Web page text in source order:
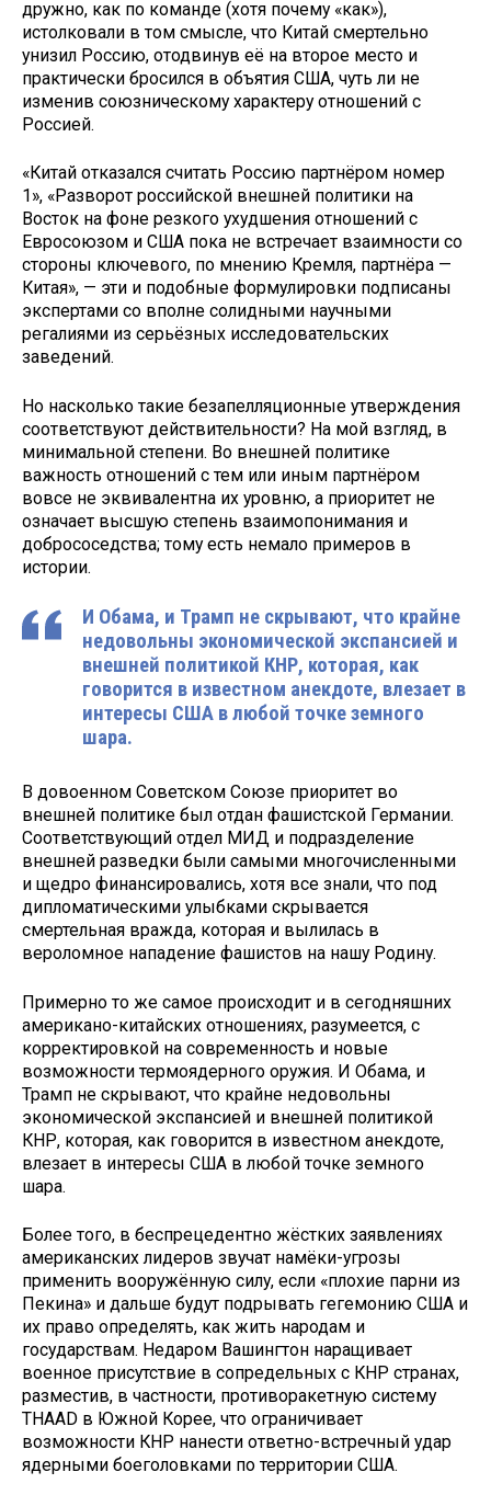
дружно, как по команде (хотя почему «как»),
истолковали в том смысле, что Китай смертельно
унизил Россию, отодвинув её на второе место и
практически бросился в объятия США, чуть ли не
изменив союзническому характеру отношений с
Россией.
«Китай отказался считать Россию партнёром номер
1», «Разворот российской внешней политики на
Восток на фоне резкого ухудшения отношений с
Евросоюзом и США пока не встречает взаимности со
стороны ключевого, по мнению Кремля, партнёра —
Китая», — эти и подобные формулировки подписаны
экспертами со вполне солидными научными
регалиями из серьёзных исследовательских
заведений.
Но насколько такие безапелляционные утверждения
соответствуют действительности? На мой взгляд, в
минимальной степени. Во внешней политике
важность отношений с тем или иным партнёром
вовсе не эквивалентна их уровню, а приоритет не
означает высшую степень взаимопонимания и
добрососедства; тому есть немало примеров в
истории.
И Обама, и Трамп не скрывают, что крайне
недовольны экономической экспансией и
внешней политикой КНР, которая, как
говорится в известном анекдоте, влезает в
интересы США в любой точке земного
шара.
В довоенном Советском Союзе приоритет во
внешней политике был отдан фашистской Германии.
Соответствующий отдел МИД и подразделение
внешней разведки были самыми многочисленными
и щедро финансировались, хотя все знали, что под
дипломатическими улыбками скрывается
смертельная вражда, которая и вылилась в
вероломное нападение фашистов на нашу Родину.
Примерно то же самое происходит и в сегодняшних
американо-китайских отношениях, разумеется, с
корректировкой на современность и новые
возможности термоядерного оружия. И Обама, и
Трамп не скрывают, что крайне недовольны
экономической экспансией и внешней политикой
КНР, которая, как говорится в известном анекдоте,
влезает в интересы США в любой точке земного
шара.
Более того, в беспрецедентно жёстких заявлениях
американских лидеров звучат намёки-угрозы
применить вооружённую силу, если «плохие парни из
Пекина» и дальше будут подрывать гегемонию США и
их право определять, как жить народам и
государствам. Недаром Вашингтон наращивает
военное присутствие в сопредельных с КНР странах,
разместив, в частности, противоракетную систему
THAAD в Южной Корее, что ограничивает
возможности КНР нанести ответно-встречный удар
ядерными боеголовками по территории США.